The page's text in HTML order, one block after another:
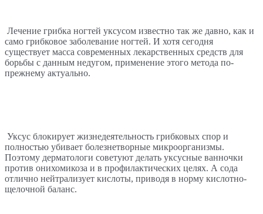
Лечение грибка ногтей уксусом известно так же давно, как и
само грибковое заболевание ногтей. И хотя сегодня
существует масса современных лекарственных средств для
борьбы с данным недугом, применение этого метода по-
прежнему актуально.
Уксус блокирует жизнедеятельность грибковых спор и
полностью убивает болезнетворные микроорганизмы.
Поэтому дерматологи советуют делать уксусные ванночки
против онихомикоза и в профилактических целях. А сода
отлично нейтрализует кислоты, приводя в норму кислотно-
щелочной баланс.